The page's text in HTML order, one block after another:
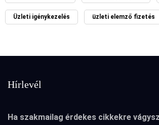
Üzleti igénykezelés üzleti elemző fizetés
Hírlevél
Ha szakmailag érdekes cikkekre